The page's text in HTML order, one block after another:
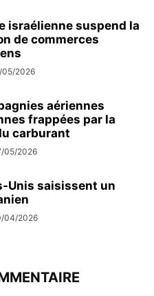
israélienne suspend la
de commerces
05/2026
aériennes
frappées par la
carburant
05/2026
Unis saisissent un
04/2026